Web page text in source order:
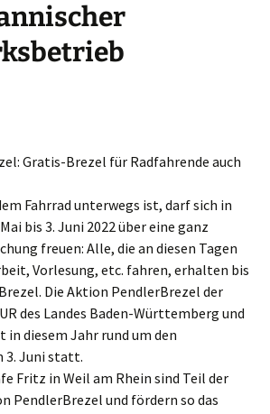
Gratis-Brezel für Radfahrende auch
Fahrrad unterwegs ist, darf sich in
bis 3. Juni 2022 über eine ganz
freuen: Alle, die an diesen Tagen
Vorlesung, etc. fahren, erhalten bis
Die Aktion PendlerBrezel der
des Landes Baden-Württemberg und
in diesem Jahr rund um den
3. Juni statt.
Fritz in Weil am Rhein sind Teil der
PendlerBrezel und fördern so das